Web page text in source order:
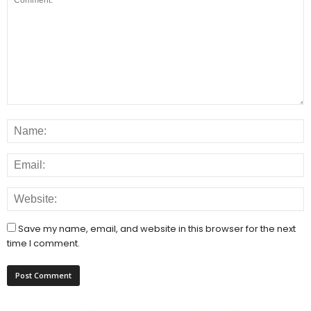
Save my name, email, and website in this browser for the next
time I comment.